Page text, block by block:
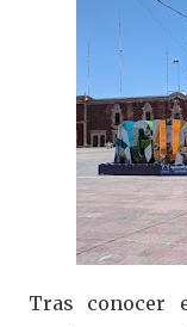
Tras conocer